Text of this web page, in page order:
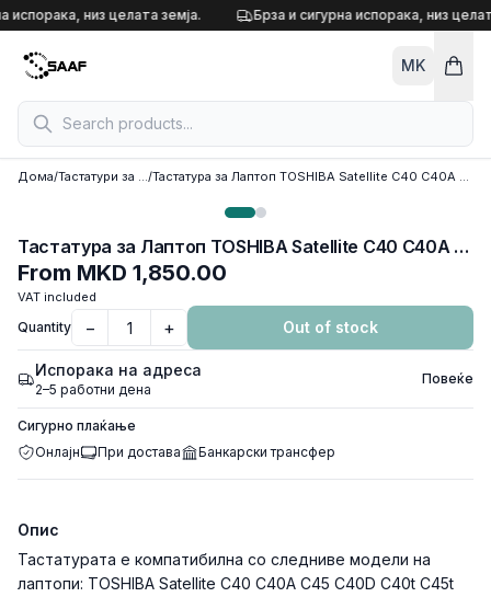
Skip to content
испорака, низ целата земја. Брза и сигурна испорака, низ
MK
Дома/ Тастатури за лаптоп/ Тастатура за Лаптоп TOSHIBA Satellite C40 C40A C45 C40D C40t C45t
Тастатура за Лаптоп TOSHIBA Satellite C40 C40A C45 C40D C40t C45t
From MKD 1,850.00
VAT included
Quantity − + Out of stock
Испорака на адреса
2–5 работни дена
Повеќе
Сигурно плаќање
Онлајн
При достава Банкарски трансфер
Опис
Тастатурата е компатибилна со следниве модели на
лаптопи: TOSHIBA Satellite C40 C40A C45 C40D C40t C45t